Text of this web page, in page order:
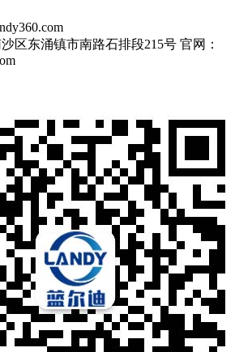
区东涌镇市南路石排段215号 官网：